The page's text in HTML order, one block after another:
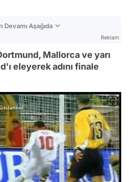
Devamı Aşağıda
Reklam
Mallorca ve yarı
eleyerek adını finale